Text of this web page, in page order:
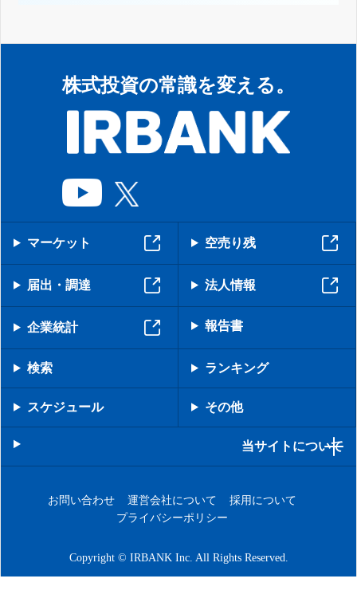
株式投資の常識を変える。
マーケット 空売り残
届出・調達 法人情報
企業統計 報告書
検索 ランキング
スケジュール その他
当サイトについて
お問い合わせ 運営会社について
採用について
プライバシーポリシー
Copyright © IRBANK Inc. All Rights Reserved.